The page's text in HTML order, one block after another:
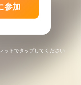
参加
ットでタップしてください